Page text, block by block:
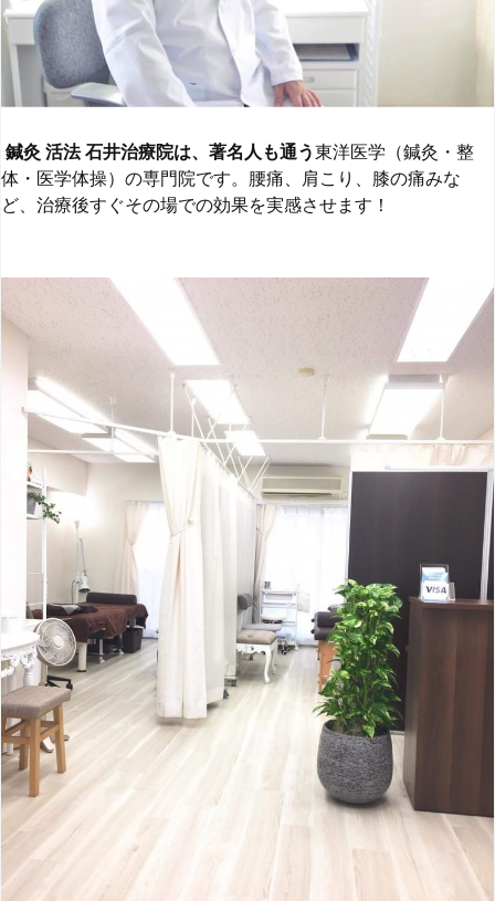
鍼灸 活法 石井治療院は、著名人も通う東洋医学（鍼灸・整
体・医学体操）の専門院です。 腰痛、肩こり、膝の痛みな
ど、治療後すぐその場での効果を実感させま す！